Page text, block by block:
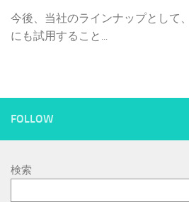
今後、当社のラインナップとして
にも試用すること...
FOLLOW
検索